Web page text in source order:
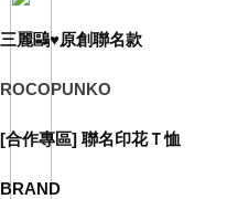
三麗鷗♥原創聯名款
ROCOPUNKO
[合作專區] 聯名印花Ｔ恤
BRAND